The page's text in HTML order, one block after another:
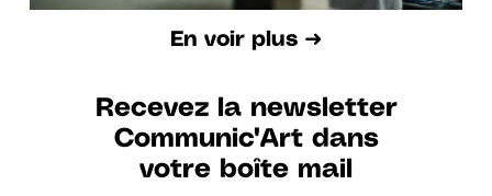
En voir plus ➜
Recevez la newsletter
Communic'Art dans
votre boîte mail